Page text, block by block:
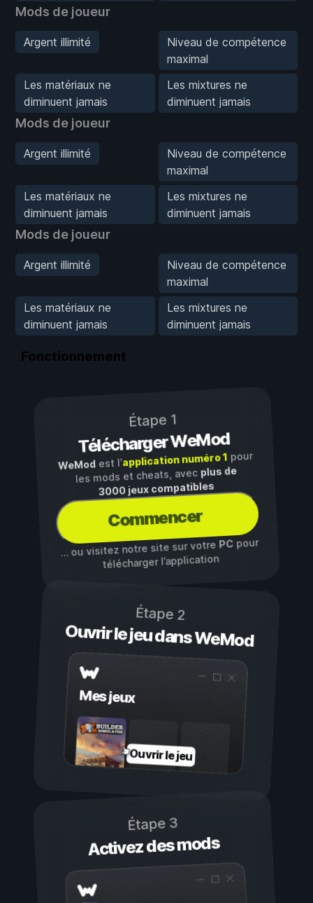
Mods de joueur
Argent illimité
Niveau de compétence
maximal
Les matériaux ne
diminuent jamais
Les mixtures ne
diminuent jamais
Mods de joueur
Argent illimité
Niveau de compétence
maximal
Les matériaux ne
diminuent jamais
Les mixtures ne
diminuent jamais
Mods de joueur
Argent illimité
Niveau de compétence
maximal
Les matériaux ne
diminuent jamais
Les mixtures ne
diminuent jamais
Fonctionnement
Étape 1
Télécharger WeMod
WeModest l’application numéro 1pour
les mods et cheats, avec plus de
3000 jeux compatibles
Commencer
… ou visitez notre site sur votre PCpour
télécharger l’application
Étape 2
Ouvrir le jeu dans WeMod
Mes jeux
Ouvrir le jeu
Étape 3
Activez des mods